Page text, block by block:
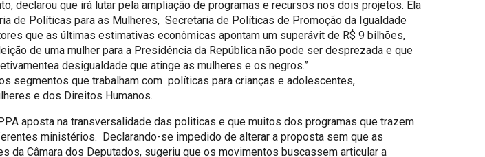
declarou que irá lutar pela ampliação de programas e recursos nos dois projetos. Ela
de Políticas para as Mulheres, Secretaria de Políticas de Promoção da Igualdade
que as últimas estimativas econômicas apontam um superávit de R$ 9 bilhões,
de uma mulher para a Presidência da República não pode ser desprezada e que
desigualdade que atinge as mulheres e os negros.”
segmentos que trabalham com políticas para crianças e adolescentes,
e dos Direitos Humanos.
aposta na transversalidade das politicas e que muitos dos programas que trazem
ministérios. Declarando-se impedido de alterar a proposta sem que as
Câmara dos Deputados, sugeriu que os movimentos buscassem articular a